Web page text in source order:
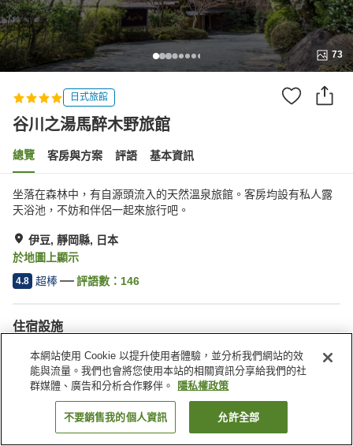
73
日式旅館
谷川之湯馬醉木野旅館
總覽 客房與方案 評語 基本資訊
坐落在森林中，有自源頭流入的天然溫泉旅館。客房均設有私人露
天浴池，不妨和伴侶一起來旅行吧。
伊豆, 靜岡縣, 日本
於地圖上顯示
4.8 超棒 評語數： 146
住宿設施
無線網路
私人餐廳
自動販賣機
免費停車
找客房
本網站使用 Cookie 以提升使用者體驗，並分析我們網站的效
能與流量。我們也會將您使用本站的相關資訊分享給我們的社
群媒體、廣告和分析合作夥伴。
隱私權政策
不要銷售我的個人資訊 允許全部